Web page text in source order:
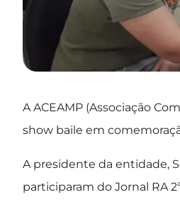
A ACEAMP (Associação
show baile em
A presidente da entidade,
participaram do Jornal RA